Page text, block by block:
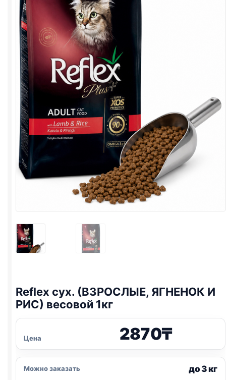
Reflex сух. (ВЗРОСЛЫЕ, ЯГНЕНОК И
РИС) весовой 1кг
Цена 2870₸
Можно заказать до 3 кг